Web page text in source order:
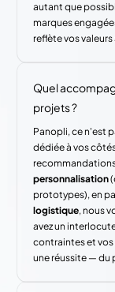
autant que
marques
reflète vos
Quel
projets ?
Panopli, ce n'est
dédiée à vos
personnalisation
prototypes), en
logistique, nous
avez un
contraintes et
une réussite — du